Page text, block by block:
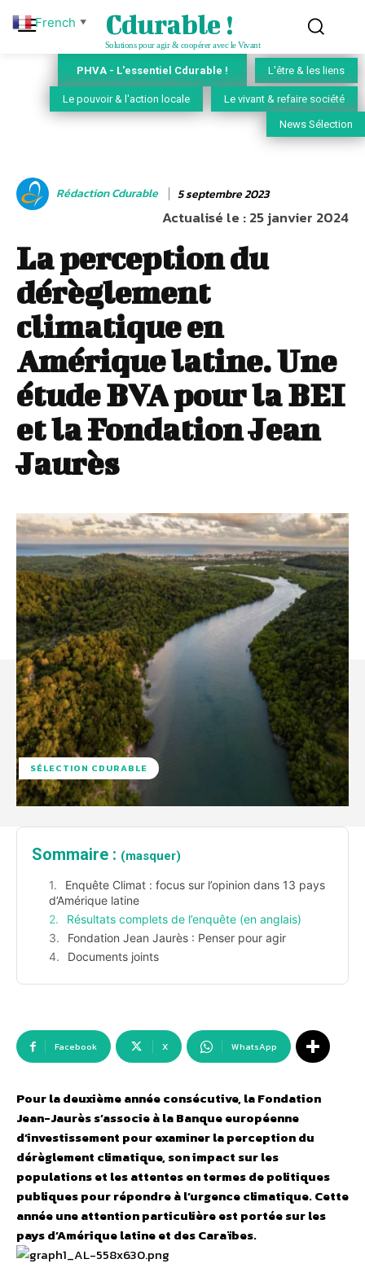
Cdurable !
Solutions pour agir & coopérer avec le Vivant
PHVA - L'essentiel Cdurable ! L'être & les liens
Le pouvoir & l'action locale Le vivant & refaire société
News Sélection
Rédaction Cdurable 5 septembre 2023
Actualisé le :25 janvier 2024
La perception du
dérèglement
climatique en
Amérique latine. Une
étude BVA pour la BEI
et la Fondation Jean
Jaurès
SÉLECTION CDURABLE
Sommaire : (masquer)
Enquête Climat : focus sur l’opinion dans 13 pays
d’Amérique latine
Résultats complets de l’enquête (en anglais)
Fondation Jean Jaurès : Penser pour agir
Documents joints
Facebook X WhatsApp
Pour la deuxième année consécutive, la Fondation
Jean-Jaurès s’associe à la Banque européenne
d’investissement pour examiner la perception du
dérèglement climatique, son impact sur les
populations et les attentes en termes de politiques
publiques pour répondre à l’urgence climatique. Cette
année une attention particulière est portée sur les
pays d’Amérique latine et des Caraïbes.
French ▼